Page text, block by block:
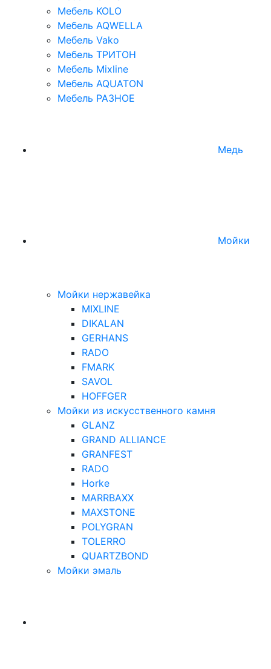
Мебель KOLO
Мебель AQWELLA
Мебель Vako
Мебель ТРИТОН
Мебель Mixline
Мебель AQUATON
Мебель РАЗНОЕ
Медь
Мойки
Мойки нержавейка
MIXLINE
DIKALAN
GERHANS
RADO
FMARK
SAVOL
HOFFGER
Мойки из искусственного камня
GLANZ
GRAND ALLIANCE
GRANFEST
RADO
Horke
MARRBAXX
MAXSTONE
POLYGRAN
TOLERRO
QUARTZBOND
Мойки эмаль